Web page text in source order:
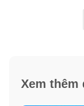
vitamin, tan
Xem thêm